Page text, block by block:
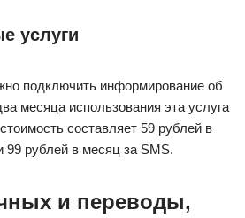
услуги
подключить информирование об
месяца использования эта услуга
составляет 59 рублей в
99 рублей в месяц за SMS.
и переводы,